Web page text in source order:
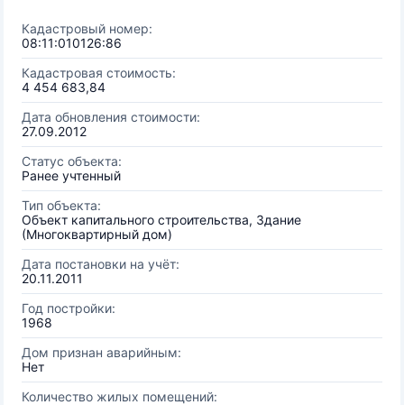
Кадастровый номер:
08:11:010126:86
Кадастровая стоимость:
4 454 683,84
Дата обновления стоимости:
27.09.2012
Статус объекта:
Ранее учтенный
Тип объекта:
Объект капитального строительства, Здание
(Многоквартирный дом)
Дата постановки на учёт:
20.11.2011
Год постройки:
1968
Дом признан аварийным:
Нет
Количество жилых помещений: